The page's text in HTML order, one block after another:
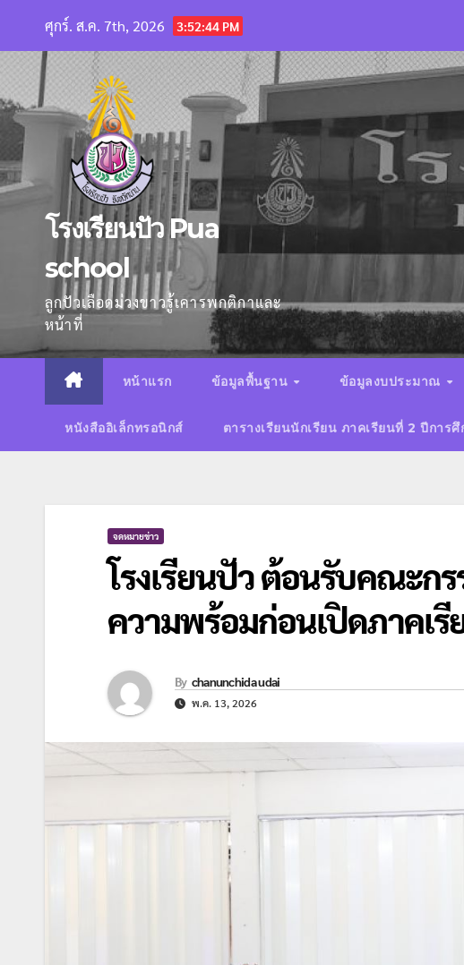
content
ศุกร์. ส.ค. 7th, 2026 3:52:46 PM
โรงเรียนปัว Pua
school
ลูกปัวเลือดม่วงขาวรู้เคารพกติกาและ
หน้าที่
หน้าแรก ข้อมูลพื้นฐาน ข้อมูลงบประมาณ
หนังสืออิเล็กทรอนิกส์ ตารางเรียนนักเรียน ภาคเรียนที่ 2 ปีการ
จดหมายข่าว
โรงเรียนปัว ต้อนรับคณะก
ความพร้อมก่อนเปิดภาคเ
By chanunchida udai
พ.ค. 13, 2026